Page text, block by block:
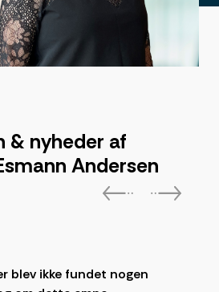
& nyheder af
Andersen
blev ikke fundet nogen